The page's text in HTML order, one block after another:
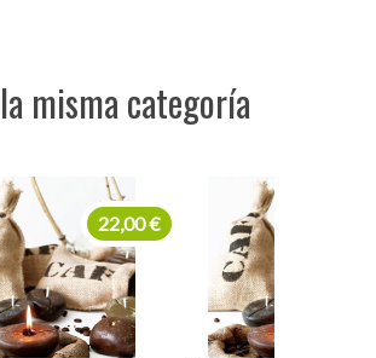
misma categoría
22,00 €